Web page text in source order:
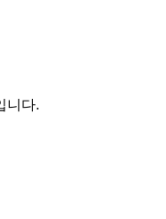
니다.